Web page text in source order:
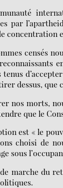
par
concentration
censés
tenus
dessus, que
nos morts,
que le
est « le
choisi de
sous
marche du